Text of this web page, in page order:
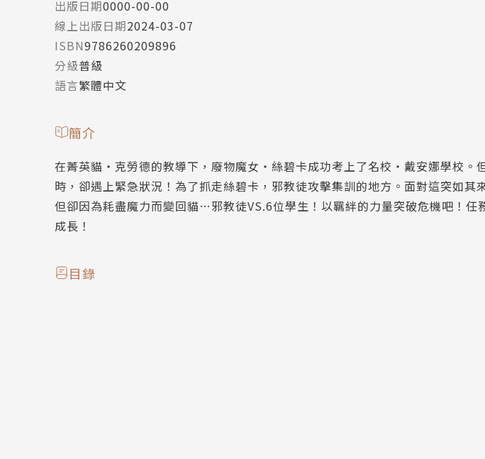
出版日期0000-00-00
線上出版日期2024-03-07
ISBN9786260209896
分級普級
語言繁體中文
簡介
在菁英貓・克勞德的教導下，廢物魔女・絲碧卡成功考上了名校・戴安娜學校。
時，卻遇上緊急狀況！為了抓走絲碧卡，邪教徒攻擊集訓的地方。面對這突如其
但卻因為耗盡魔力而變回貓…邪教徒VS.6位學生！以羈絆的力量突破危機吧！任
成長！
目錄